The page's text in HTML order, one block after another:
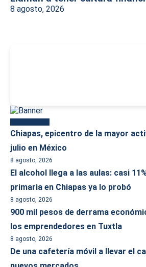
8 agosto, 2026
Chiapas, epicentro de la mayor
julio en México
8 agosto, 2026
El alcohol llega a las aulas: casi
primaria en Chiapas ya lo probó
8 agosto, 2026
900 mil pesos de derrama
los emprendedores en Tuxtla
8 agosto, 2026
De una cafetería móvil a llevar el